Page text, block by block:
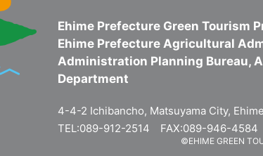
Ehime Prefecture Green Tourism
Ehime Prefecture Agricultural
Administration Planning Bureau,
Department
4-4-2 Ichibancho, Matsuyama City,
TEL:089-912-2514 FAX:089-946-4584
©EHIME GREEN